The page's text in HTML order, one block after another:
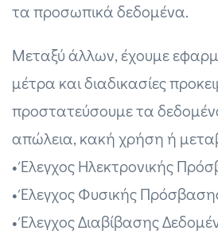
τα προσωπικά δεδομένα.
Μεταξύ άλλων, έχουμε
μέτρα και διαδικασίες
προστατεύσουμε τα
απώλεια, κακή χρήση ή
• Έλεγχος Ηλεκτρονικής
• Έλεγχος Φυσικής
• Έλεγχος Διαβίβασης